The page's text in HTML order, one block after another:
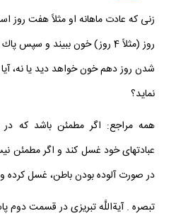
زنى كه عادت ماهانه او مثلاً هفت روز
روز (مثلاً 4 روز) خون ببيند و
شدن روز دهم خون خواهد ديد يا نه، آيا
نمايد؟
همه مراجع: اگر مطمئن باشد كه
عبادت‏هاى خود غسل كند و اگر مطمئن
در صورت آلوده بودن باطن، غسل كرده
تبصره . آيةاللَّه تبريزى در قسمت دوم